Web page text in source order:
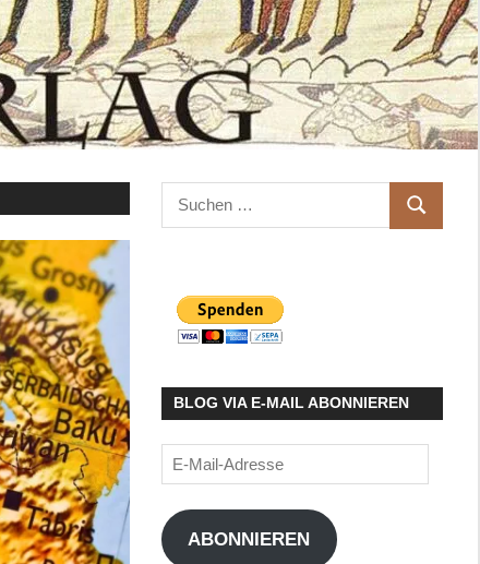
Suchen
nach:
SUCHEN
BLOG VIA E-MAIL ABONNIEREN
E-
Mail-
Adresse
ABONNIEREN